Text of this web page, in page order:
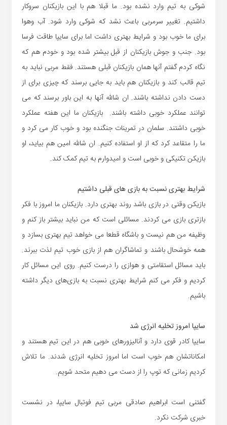
شوکی به تیم وارد نشده بود. ما قبلا هم با این بازیکنان سروکار
داشتیم. تغییر سرمربی باعث نشد که شوکی وارد شود. آب وهوا
برای ما خوب بود و شرایط بهتری داشت اما برای سایپا طاقت فرسا
بود. جنب و جوش بازیکنان از قبل بیشتر شده بود و خودم هم که
نگاه کردم گفتم آنها همان بازیکنان قبلی هستند. فقط مربی نباید به
تیم قالب کند و بازیکنان هم باید به جایی برسند که چیزی برای از
دست دادن نداشته باشند. ان شالله آنها به این باور برسند که می
توانند عملکرد خوبی داشته باشند. بازیکنان ما این هفته عملکرد
خوبی داشتند. سلمان در تمرینات جنگنده بود و خوب کار می کرد و
ما را متقاعد کرد که از او استفاده کنیم. ان شالله امین هم بیاید، او
بازیکن تکنیکی و خوبی است و امیدوارم به تیم کمک کند.
شرایط بهتری نسبت به بازی های قبلی داشتیم
بازیکن وقتی در بازی باشد روند بهتری دارد. بازیکنان ما امروز با فکر
بازتری بازی می کردند. مسائلی است که من نباید بیشتر باز کنم و
وظیفه من هم نیست و باشگاه قطعا می خواهد تیم بهتری بسازد و
همه خوشحال باشند و تماشاگران هم از بازی خوب تیم لذت ببرند.
باید مسائل استقامتی و هوازی را درست کنیم. روی این مسائل کار
کردیم و فکر می کنم شرایط بهتری نسبت به بازی‌های دیگر داشته
باشیم.
سایپا امروز تخلیه انرژی شد
سایپا کادر قوی دارد و آنالیزورهای خوبی هم در این تیم هستند و
امکاناتشان هم خوب است اما امروز تخلیه انرژی شدند. ما تلاش
کردیم زمانی که توپ را از دست می دهیم متحد شویم.
گفتنی است ابراهیم صادقی مربی تیم فوتبال سایپا، در نشست
خبری شرکت نکرد.